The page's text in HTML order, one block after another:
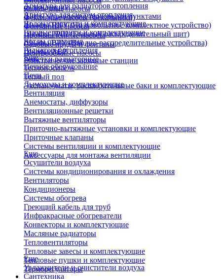
Колодезные насосы
Фекальные насосы (фекальники)
Фонтанные насосы
Промышленные насосы
Садовые пруды и фонтаны
Центробежные насосы
охлаждения)
Щиты управления тепловыми пунктами
Шкафы НКУ (Низковольтное комплектное устройство)
Шкафы ГРЩ (Главный распределительный щит)
Шкафы ВРУ (Вводно-распределительные устройства)
Шкафы АВР
Электрические зарядные станции
Арматура для радиаторов отопления
Арматура для систем отопления
Водонагреватели и комплектующие
Газовые колонки и комплектующие
Котлы отопления
Радиаторы отопления
Решетки радиаторные
Теплоноситель
Теплый пол
Экспанзоматы, расширительные баки и комплектующие
Еще
Печное оборудование
Печи
Дымоходы и комплектующие
Вентиляция
Анемостаты, диффузоры
Вентиляционные решетки
Вытяжные вентиляторы
Приточно-вытяжные установки и комплектующие
Приточные клапаны
Системы вентиляции и комплектующие
Аксессуары для монтажа вентиляции
Еще
Осушители воздуха
Системы кондиционирования и охлаждения
Вентиляторы
Кондиционеры
Системы обогрева
Греющий кабель для труб
Инфракрасные обогреватели
Конвекторы и комплектующие
Масляные радиаторы
Тепловентиляторы
Тепловые завесы и комплектующие
Тепловые пушки и комплектующие
Терморегуляторы
Еще
Увлажнители и очистители воздуха
Сантехника